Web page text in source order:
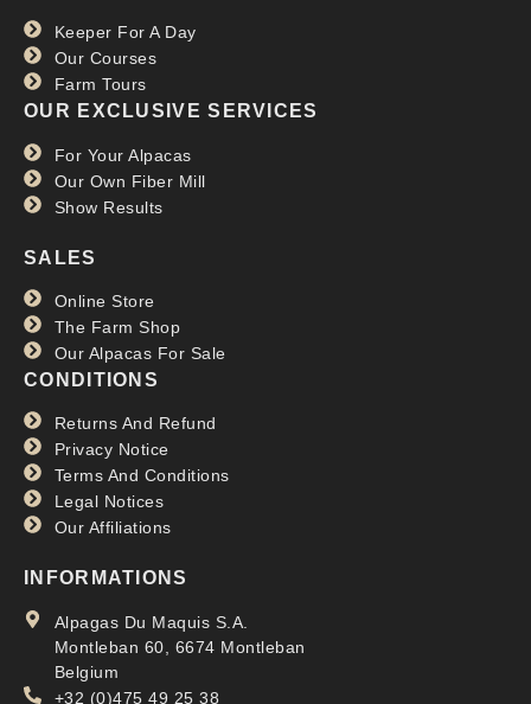
Keeper For A Day
Our Courses
Farm Tours
OUR EXCLUSIVE SERVICES
For Your Alpacas
Our Own Fiber Mill
Show Results
SALES
Online Store
The Farm Shop
Our Alpacas For Sale
CONDITIONS
Returns And Refund
Privacy Notice
Terms And Conditions
Legal Notices
Our Affiliations
INFORMATIONS
Alpagas Du Maquis S.A.
Montleban 60, 6674 Montleban
Belgium
+32 (0)475 49 25 38